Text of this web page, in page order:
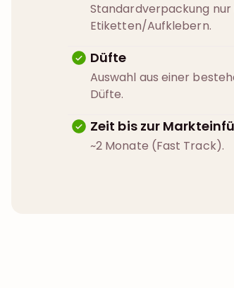
Standardverpackung
Etiketten/Aufklebern.
Düfte
Auswahl aus einer
Düfte.
Zeit bis zur
~2 Monate (Fast Track).